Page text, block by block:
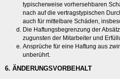
typischerweise vorhersehbaren
nach auf die vertragstypischen
auch für mittelbare Schäden,
Die Haftungsbegrenzung der
zugunsten der Mitarbeiter und
Ansprüche für eine Haftung aus
unberührt.
6. ÄNDERUNGSVORBEHALT